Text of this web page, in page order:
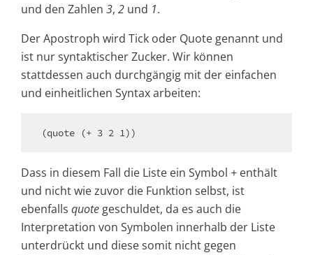
und den Zahlen 3, 2 und 1.
Der Apostroph wird Tick oder Quote genannt und
ist nur syntaktischer Zucker. Wir können
stattdessen auch durchgängig mit der einfachen
und einheitlichen Syntax arbeiten:
(quote (+ 3 2 1))
Dass in diesem Fall die Liste ein Symbol + enthält
und nicht wie zuvor die Funktion selbst, ist
ebenfalls quote geschuldet, da es auch die
Interpretation von Symbolen innerhalb der Liste
unterdrückt und diese somit nicht gegen